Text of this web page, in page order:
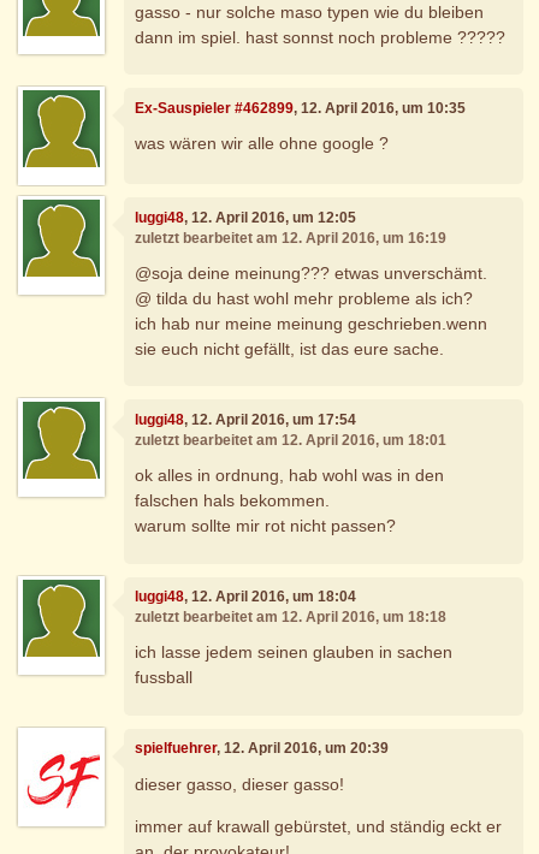
gasso - nur solche maso typen wie du bleiben
dann im spiel. hast sonnst noch probleme ?????
Ex-Sauspieler #462899, 12. April 2016, um 10:35
was wären wir alle ohne google ?
luggi48, 12. April 2016, um 12:05
zuletzt bearbeitet am 12. April 2016, um 16:19
@soja deine meinung??? etwas unverschämt.
@ tilda du hast wohl mehr probleme als ich?
ich hab nur meine meinung geschrieben.wenn
sie euch nicht gefällt, ist das eure sache.
luggi48, 12. April 2016, um 17:54
zuletzt bearbeitet am 12. April 2016, um 18:01
ok alles in ordnung, hab wohl was in den
falschen hals bekommen.
warum sollte mir rot nicht passen?
luggi48, 12. April 2016, um 18:04
zuletzt bearbeitet am 12. April 2016, um 18:18
ich lasse jedem seinen glauben in sachen
fussball
spielfuehrer, 12. April 2016, um 20:39
dieser gasso, dieser gasso!
immer auf krawall gebürstet, und ständig eckt er